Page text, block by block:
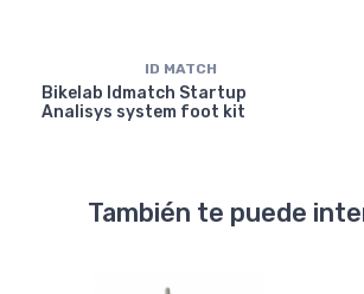
ID MATCH
Bikelab Idmatch Startup
Analisys system foot kit
También te puede